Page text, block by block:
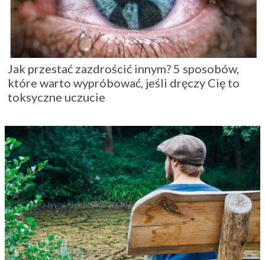
Jak przestać zazdrościć innym? 5 sposobów,
które warto wypróbować, jeśli dręczy Cię to
toksyczne uczucie